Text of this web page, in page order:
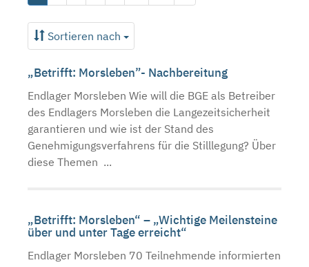
Sortieren nach
„Betrifft: Morsleben”- Nachbereitung
Endlager Morsleben Wie will die BGE als Betreiber
des Endlagers Morsleben die Langezeitsicherheit
garantieren und wie ist der Stand des
Genehmigungsverfahrens für die Stilllegung? Über
diese Themen ...
„Betrifft: Morsleben“ – „Wichtige Meilensteine
über und unter Tage erreicht“
Endlager Morsleben 70 Teilnehmende informierten